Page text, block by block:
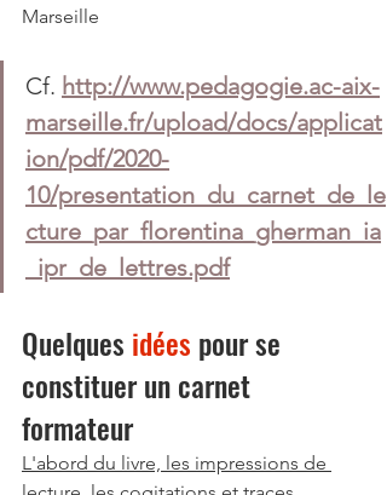
Marseille
Cf. http://www.pedagogie.ac-aix-
marseille.fr/upload/docs/applicat
ion/pdf/2020-
10/presentation_du_carnet_de_le
cture_par_florentina_gherman_ia
_ipr_de_lettres.pdf
Quelques idées pour se
constituer un carnet
formateur
L'abord du livre, les impressions de